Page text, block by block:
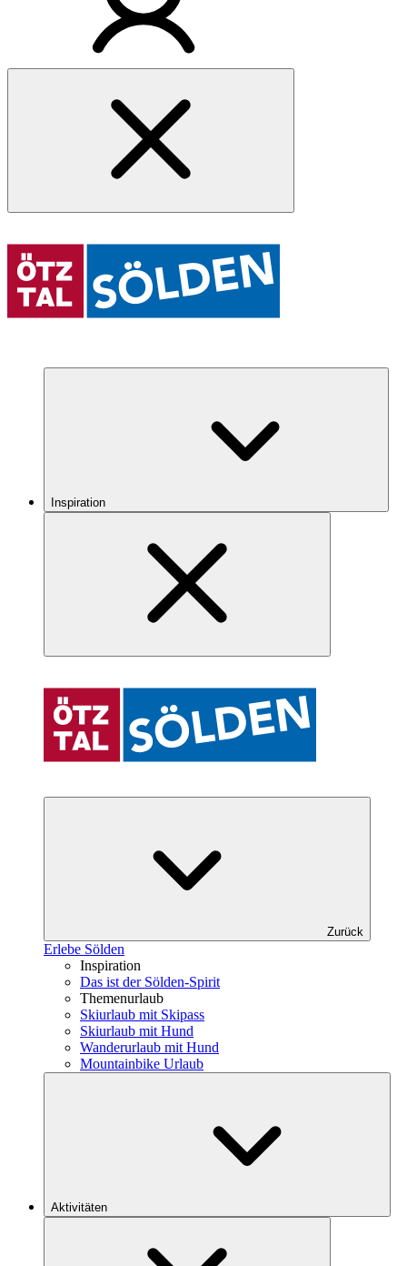
Inspiration
Zurück
Erlebe Sölden
Inspiration
Das ist der Sölden-Spirit
Themenurlaub
Skiurlaub mit Skipass
Skiurlaub mit Hund
Wanderurlaub mit Hund
Mountainbike Urlaub
Aktivitäten